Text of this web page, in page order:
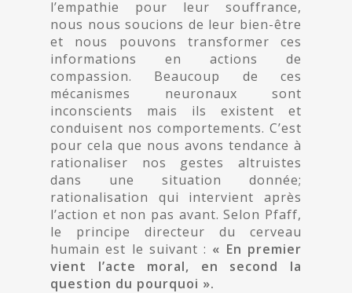
l’empathie pour leur souffrance,
nous nous soucions de leur bien-être
et nous pouvons transformer ces
informations en actions de
compassion. Beaucoup de ces
mécanismes neuronaux sont
inconscients mais ils existent et
conduisent nos comportements. C’est
pour cela que nous avons tendance à
rationaliser nos gestes altruistes
dans une situation donnée;
rationalisation qui intervient après
l’action et non pas avant. Selon Pfaff,
le principe directeur du cerveau
humain est le suivant : « En premier
vient l’acte moral, en second la
question du pourquoi ».